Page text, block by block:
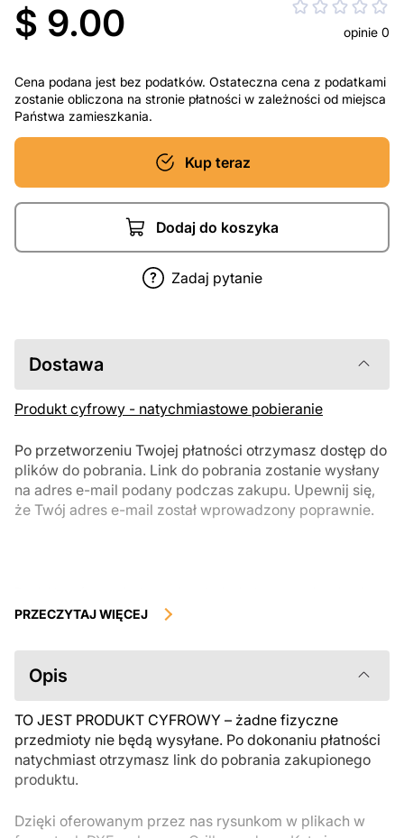
$ 9.00 opinie 0
Cena podana jest bez podatków. Ostateczna cena z podatkami
zostanie obliczona na stronie płatności w zależności od miejsca
Państwa zamieszkania.
Kup teraz
Dodaj do koszyka
Zadaj pytanie
Dostawa
Produkt cyfrowy - natychmiastowe pobieranie
Po przetworzeniu Twojej płatności otrzymasz dostęp do
plików do pobrania. Link do pobrania zostanie wysłany
na adres e-mail podany podczas zakupu. Upewnij się,
że Twój adres e-mail został wprowadzony poprawnie.
podlegają zwrotowi ani wymianie po ich pobraniu. Zalecamy
przed zakupem. Jeśli masz jakiekolwiek problemy z zamówieniem,
skontaktuj się bezpośrednio ze sprzedawcą.
PRZECZYTAJ WIĘCEJ
Opis
TO JEST PRODUKT CYFROWY – żadne fizyczne
przedmioty nie będą wysyłane. Po dokonaniu płatności
natychmiast otrzymasz link do pobrania zakupionego
produktu.
Dzięki oferowanym przez nas rysunkom w plikach w